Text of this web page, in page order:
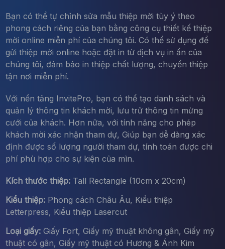
Bạn có thể tự chỉnh sửa mẫu thiệp mời tùy ý theo
phong cách riêng của bạn bằng công cụ thiết kế thiệp
mời online miễn phí của chúng tôi. Có thể sử dụng để
gửi thiệp mời online hoặc đặt in từ dịch vụ in ấn của
chúng tôi, đảm bảo in thiệp chất lượng, chuyển thiệp
tận nơi miễn phí.
Với nền tảng InvitePro, bạn có thể tạo danh sách và
quản lý thông tin khách mời, lưu trữ thông tin mừng
cưới của khách. Hơn nữa, với tính năng cho phép
khách mời xác nhận tham dự, Giúp bạn dễ dàng xác
định được số lượng người tham dự, tính toán được chi
phí phù hợp cho sự kiện của mìn.
Kích thước thiệp:Tall Rectangle (10cm x 20cm)
Kiểu thiệp:Phong cách Châu Âu, Kiểu thiệp
Letterpress, Kiểu thiệp Lasercut
Loại giấy:Giấy Fort, Giấy mỹ thuật không gân, Giấy mỹ
thuật có gân, Giấy mỹ thuật có Hương & Ánh Kim